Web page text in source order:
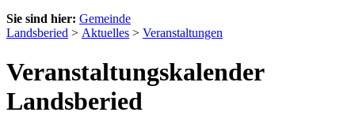
Sie sind hier: Gemeinde
Landsberied > Aktuelles > Veranstaltungen
Veranstaltungskalender
Landsberied